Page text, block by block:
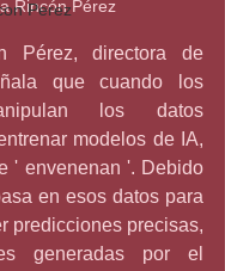
Perez
Rincón Pérez
Pérez, directora de
que cuando los
los datos
modelos de IA,
' envenenan '. Debido
en esos datos para
predicciones precisas,
generadas por el